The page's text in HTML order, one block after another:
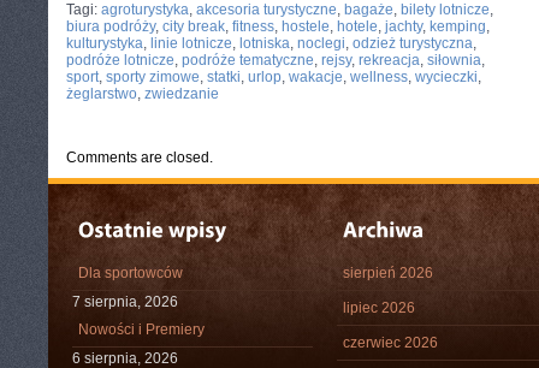
Tagi: agroturystyka, akcesoria turystyczne, bagaże, bilety lotnicze,
biura podróży, city break, fitness, hostele, hotele, jachty, kemping,
kulturystyka, linie lotnicze, lotniska, noclegi, odzież turystyczna,
podróże lotnicze, podróże tematyczne, rejsy, rekreacja, siłownia,
sport, sporty zimowe, statki, urlop, wakacje, wellness, wycieczki,
żeglarstwo, zwiedzanie
Comments are closed.
Dla sportowców
7 sierpnia, 2026
Nowości i Premiery
6 sierpnia, 2026
sierpień 2026
lipiec 2026
czerwiec 2026